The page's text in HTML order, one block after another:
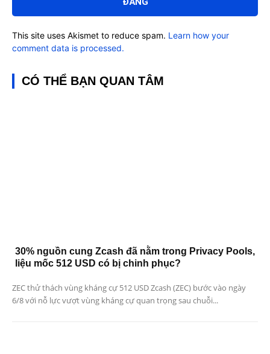
This site uses Akismet to reduce spam. Learn how your
comment data is processed.
CÓ THỂ BẠN QUAN TÂM
30% nguồn cung Zcash đã nằm trong Privacy Pools,
liệu mốc 512 USD có bị chinh phục?
ZEC thử thách vùng kháng cự 512 USD Zcash (ZEC) bước vào ngày
6/8 với nỗ lực vượt vùng kháng cự quan trọng sau chuỗi...